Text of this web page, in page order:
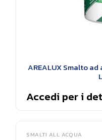
AREALUX Smalto
Accedi per i
SMALTI ALL ACQUA